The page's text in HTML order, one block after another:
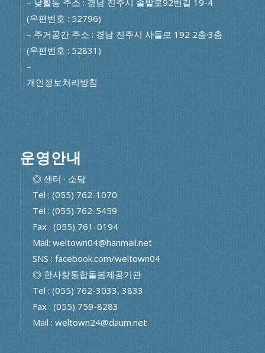
(우편번호 : 52796)
– 주거공간 주소 : 경남 진주시 사들로 192 2층·3층
(우편번호 : 52831)
–
개인정보처리방침
운영안내
◎ 센터 · 소담
Tel : (055) 762-1070
Tel : (055) 762-5459
Fax : (055) 761-0194
Mail: weltown04@hanmail.net
SNS : facebook.com/weltown04
◎ 한사랑통합돌봄제공기관
Tel : (055) 762-3033, 3833
Fax : (055) 759-8283
Mail : weltown24@daum.net